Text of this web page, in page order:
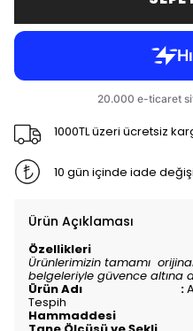
1000TL üzeri ücretsiz
10 gün içinde iade
Ürün Açıklaması
Özellikleri
Ürünlerimizin tamamı
belgeleriyle güvence altına
Ürün Adı :
Tespih
Hammaddesi